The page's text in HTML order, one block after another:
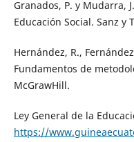
Granados, P. y Mudarra,
Educación Social. Sanz y
Hernández, R.,
Fundamentos de
McGrawHill.
Ley General de la
https://